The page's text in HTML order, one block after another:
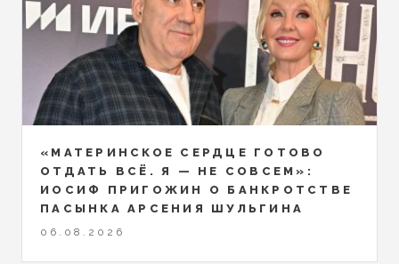
«МАТЕРИНСКОЕ СЕРДЦЕ ГОТОВО
ОТДАТЬ ВСЁ. Я — НЕ СОВСЕМ»:
ИОСИФ ПРИГОЖИН О БАНКРОТСТВЕ
ПАСЫНКА АРСЕНИЯ ШУЛЬГИНА
06.08.2026